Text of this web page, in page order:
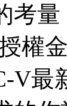
考
授權
V